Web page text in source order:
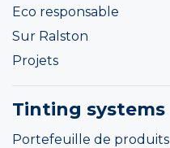
Eco responsable
Sur Ralston
Projets
Tinting systems
Portefeuille de produits